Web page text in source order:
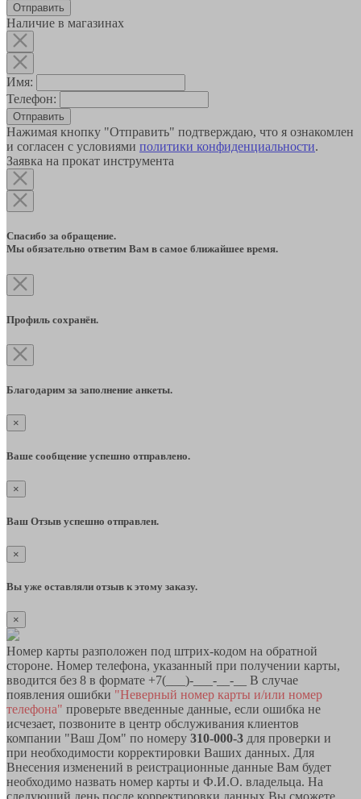
Наличие в магазинах
Имя:
Телефон:
Отправить
Нажимая кнопку "Отправить" подтверждаю, что я ознакомлен
и согласен с условиями политики конфиденциальности.
Заявка на прокат инструмента
Спасибо за обращение.
Мы обязательно ответим Вам в самое ближайшее время.
Профиль сохранён.
Благодарим за заполнение анкеты.
×
Ваше сообщение успешно отправлено.
×
Ваш Отзыв успешно отправлен.
×
Вы уже оставляли отзыв к этому заказу.
×
Номер карты разположен под штрих-кодом на обратной
стороне. Номер телефона, указанный при получении карты,
вводится без 8 в формате +7(___)-___-__-__ В случае
появления ошибки "Неверный номер карты и/или номер
телефона" проверьте введенные данные, если ошибка не
исчезает, позвоните в центр обслуживания клиентов
компании "Ваш Дом" по номеру 310-000-3 для проверки и
при необходимости корректировки Ваших данных. Для
Внесения изменений в реистрационные данные Вам будет
необходимо назвать номер карты и Ф.И.О. владельца. На